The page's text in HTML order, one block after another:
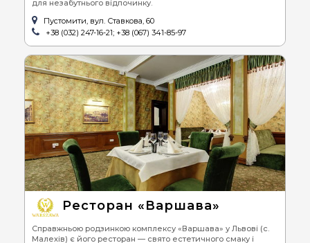
для незабутнього відпочинку.
Пустомити, вул. Ставкова, 60
+38 (032) 247-16-21; +38 (067) 341-85-97
Ресторан «Варшава»
Справжньою родзинкою комплексу «Варшава» у Львові (с.
Малехів) є його ресторан — свято естетичного смаку і